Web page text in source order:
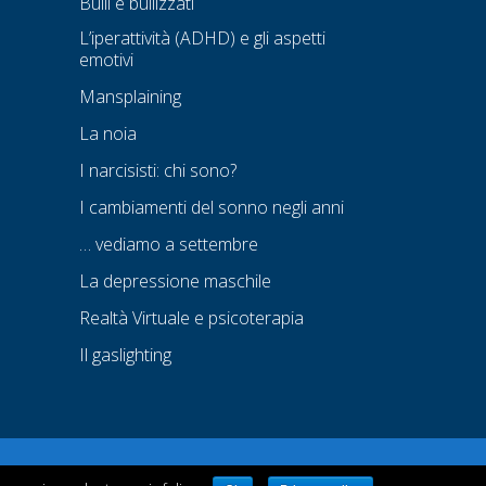
L’iperattività (ADHD) e gli aspetti
emotivi
Mansplaining
La noia
I narcisisti: chi sono?
I cambiamenti del sonno negli anni
… vediamo a settembre
La depressione maschile
Realtà Virtuale e psicoterapia
Il gaslighting